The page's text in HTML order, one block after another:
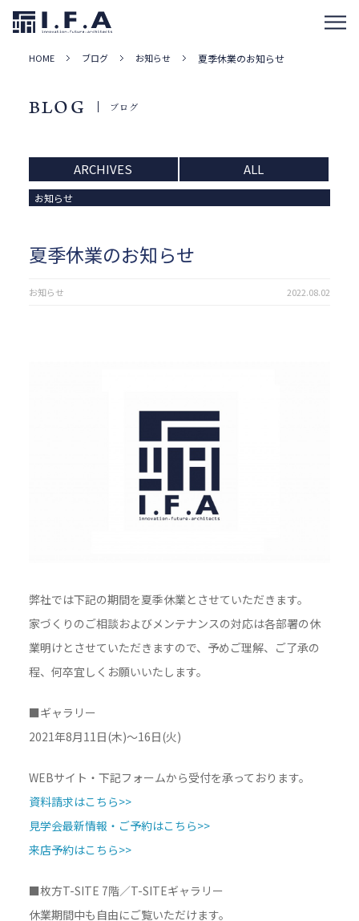
HOME ブログ お知らせ 夏季休業のお知らせ
BLOG ブログ
ARCHIVES ALL
お知らせ
夏季休業のお知らせ
お知らせ 2022.08.02
弊社では下記の期間を夏季休業とさせていただきます。
家づくりのご相談およびメンテナンスの対応は各部署の休
業明けとさせていただきますので、予めご理解、ご了承の
程、何卒宜しくお願いいたします。
■ギャラリー
2021年8月11日(木)～16日(火)
WEBサイト・下記フォームから受付を承っております。
資料請求はこちら>>
見学会最新情報・ご予約はこちら>>
来店予約はこちら>>
■枚方T-SITE 7階／T-SITEギャラリー
休業期間中も自由にご覧いただけます。